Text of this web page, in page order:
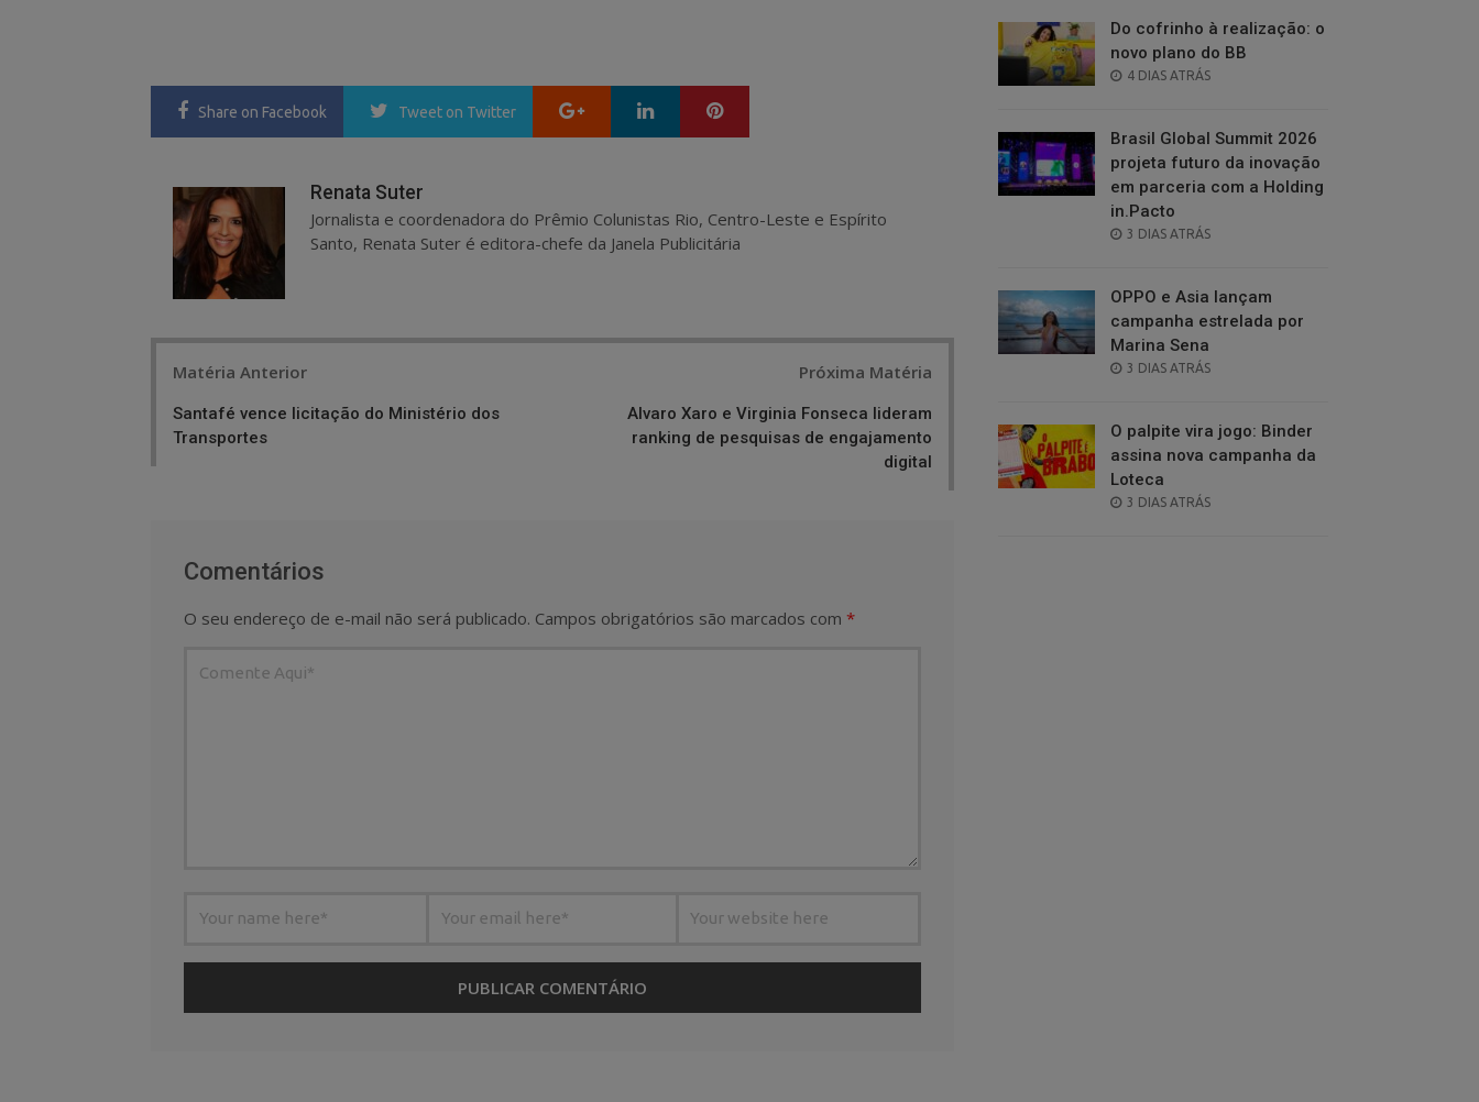
Share on Facebook Tweet on Twitter Google+ LinkedIn
Renata Suter
Jornalista e coordenadora do Prêmio Colunistas Rio, Centro-Leste e Espírito
Santo, Renata Suter é editora-chefe da Janela Publicitária
Matéria Anterior
Santafé vence licitação do Ministério dos
Transportes
Próxima Matéria
Alvaro Xaro e Virginia Fonseca lideram
ranking de pesquisas de engajamento
digital
Comentários
O seu endereço de e-mail não será publicado. Campos obrigatórios são marcados com *
Do cofrinho à realização: o
novo plano do BB
POSTED
4 DIAS ATRÁS
Brasil Global Summit 2026
projeta futuro da inovação
em parceria com a Holding
in.Pacto
POSTED
3 DIAS ATRÁS
OPPO e Asia lançam
campanha estrelada por
Marina Sena
POSTED
3 DIAS ATRÁS
O palpite vira jogo: Binder
assina nova campanha da
Loteca
POSTED
3 DIAS ATRÁS